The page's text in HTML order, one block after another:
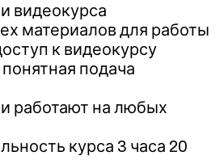
видеокурса
материалов для работы
к видеокурсу
подача
работают на любых
курса 3 часа 20